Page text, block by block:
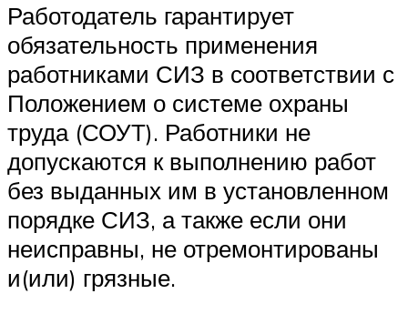
Работодатель гарантирует
обязательность применения
работниками СИЗ в соответствии с
Положением о системе охраны
труда (СОУТ). Работники не
допускаются к выполнению работ
без выданных им в установленном
порядке СИЗ, а также если они
неисправны, не отремонтированы
и(или) грязные.